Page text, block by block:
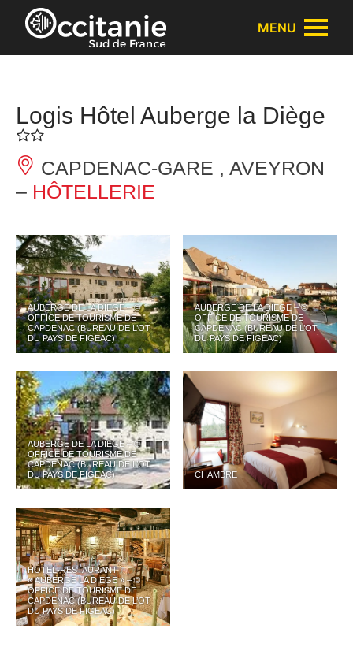
Panneau de gestion des cookies
MENU
Logis Hôtel Auberge la Diège
CAPDENAC-GARE , AVEYRON
– HÔTELLERIE
AUBERGE DE LA DIEGE – ©
OFFICE DE TOURISME DE
CAPDENAC (BUREAU DE L’OT
DU PAYS DE FIGEAC)
AUBERGE DE LA DIEGE – ©
OFFICE DE TOURISME DE
CAPDENAC (BUREAU DE L’OT
DU PAYS DE FIGEAC)
AUBERGE DE LA DIEGE – ©
OFFICE DE TOURISME DE
CAPDENAC (BUREAU DE L’OT
DU PAYS DE FIGEAC)
CHAMBRE
HOTEL-RESTAURANT
« AUBERGE LA DIEGE » – ©
OFFICE DE TOURISME DE
CAPDENAC (BUREAU DE L’OT
DU PAYS DE FIGEAC)